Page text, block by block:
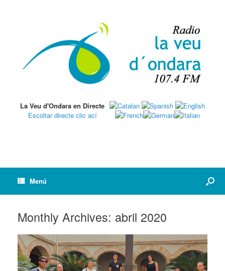
La Veu d'Ondara en Directe
Escoltar directe clic ací
Menú
Monthly Archives: abril 2020